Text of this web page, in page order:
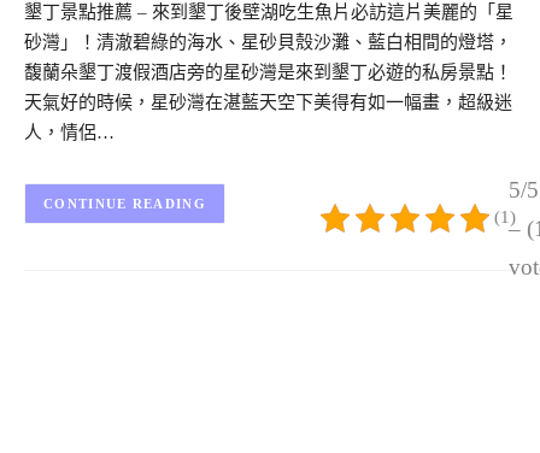
墾丁景點推薦 – 來到墾丁後壁湖吃生魚片必訪這片美麗的「星
砂灣」！清澈碧綠的海水、星砂貝殼沙灘、藍白相間的燈塔，
馥蘭朵墾丁渡假酒店旁的星砂灣是來到墾丁必遊的私房景點！
天氣好的時候，星砂灣在湛藍天空下美得有如一幅畫，超級迷
人，情侶…
5/5
–
(1)
CONTINUE READING